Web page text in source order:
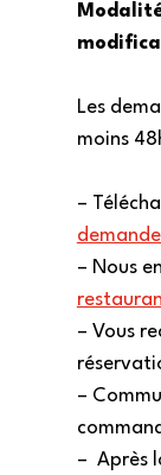
Les
moins
–
– Nous
– Vous
–
– Après